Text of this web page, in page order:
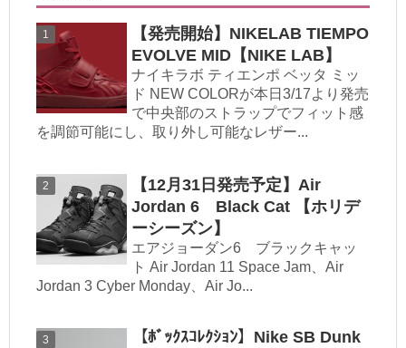
【発売開始】NIKELAB TIEMPO
EVOLVE MID【NIKE LAB】
ナイキラボ ティエンポ ベッタ ミッ
ド NEW COLORが本日3/17より発売
で中央部のストラップでフィット感
を調節可能にし、取り外し可能なレザー...
【12月31日発売予定】Air
Jordan 6 Black Cat 【ホリデ
ーシーズン】
エアジョーダン6 ブラックキャッ
ト Air Jordan 11 Space Jam、Air
Jordan 3 Cyber Monday、Air Jo...
【ﾎﾞｯｸｽｺﾚｸｼｮﾝ】Nike SB Dunk